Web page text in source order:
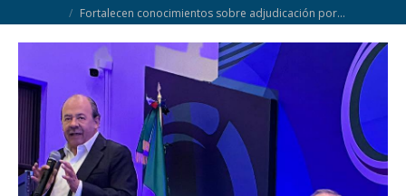
Fortalecen conocimientos sobre adjudicación por…